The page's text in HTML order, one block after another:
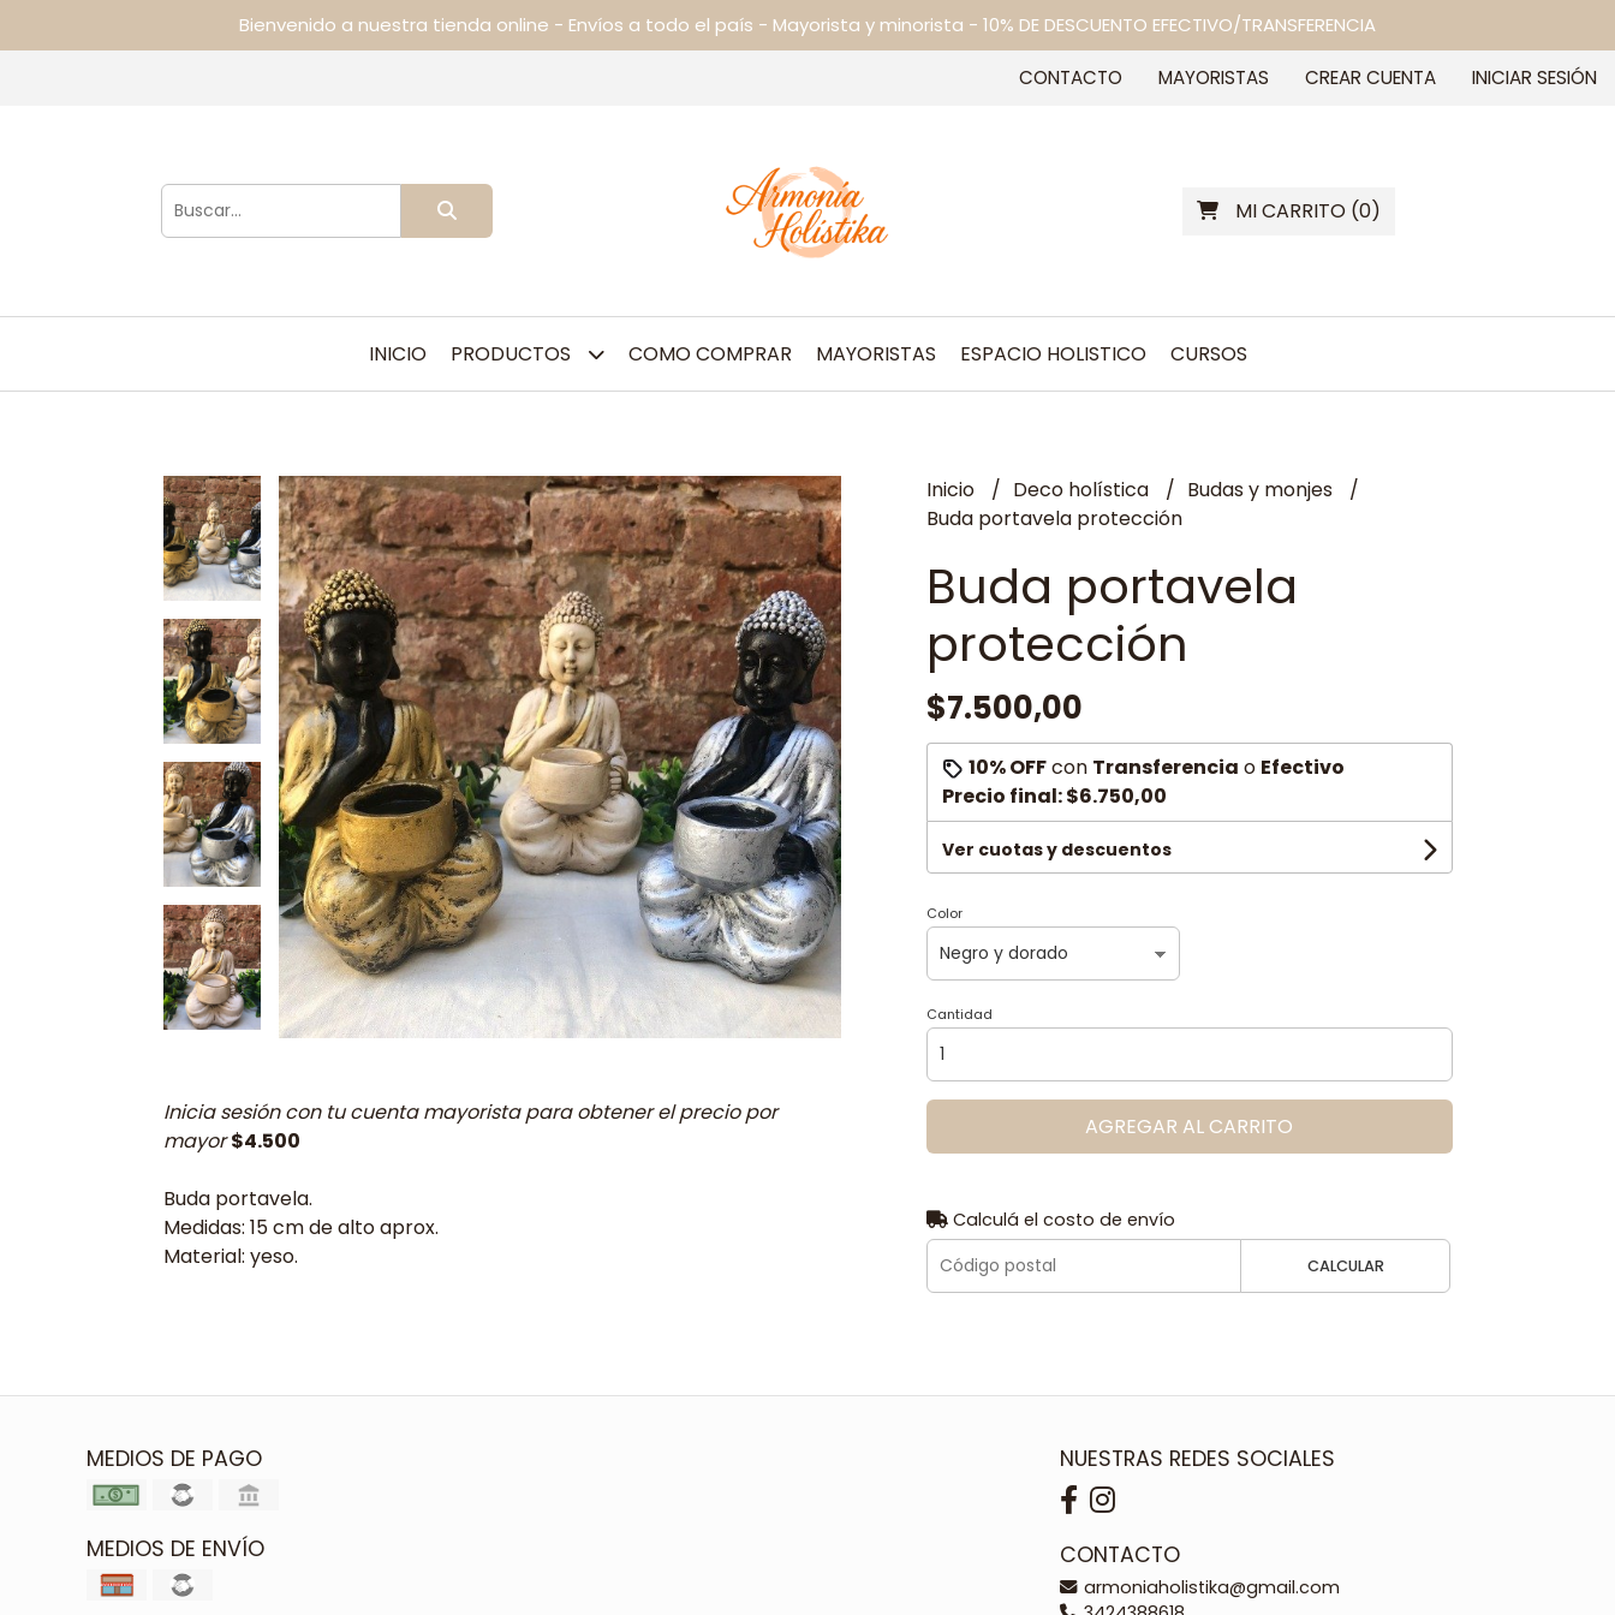
Bienvenido a nuestra tienda online - Envíos a todo el país - Mayorista y minorista - 10% DE DESCUENTO EFECTIVO/TRANSFERENCIA
CONTACTO MAYORISTAS CREAR CUENTA INICIAR SESIÓN
MI CARRITO(0)
INICIO PRODUCTOS COMO COMPRAR MAYORISTAS ESPACIO HOLISTICO CURSOS
Inicia sesión con tu cuenta mayorista para obtener el precio por
mayor$4.500
Buda portavela.
Medidas: 15 cm de alto aprox.
Material: yeso.
Inicio Deco holística
Budas y monjes
Buda portavela protección
Buda portavela
protección
$7.500,00
10% OFFcon Transferencia o Efectivo
Precio final:$6.750,00
Ver cuotas y descuentos
Color
Cantidad
AGREGAR AL CARRITO
Calculá el costo de envío
CALCULAR
MEDIOS DE PAGO
MEDIOS DE ENVÍO
NUESTRAS REDES SOCIALES
CONTACTO
armoniaholistika@gmail.com